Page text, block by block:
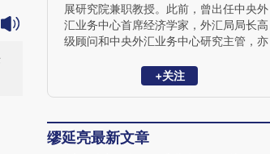
展研究院兼职教授。此前，曾出任中央外
汇业务中心首席经济学家，外汇局局长高
级顾问和中央外汇业务中心研究主管，亦
家，参与欧洲债务危机救助等工作。
+关注
缪延亮最新文章